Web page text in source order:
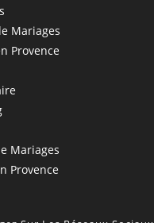
Mariages
Provence
Mariages
Provence